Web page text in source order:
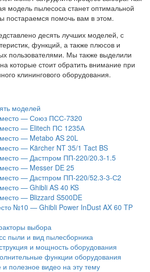
модель пылесоса станет оптимальной
постараемся помочь вам в этом.
десять лучших моделей, с
функций, а также плюсов и
пользователями. Мы также выделили
которые стоит обратить внимание при
клинингового оборудования.
моделей
— Союз ПСС-7320
— Elitech ПС 1235А
— Metabo AS 20L
— Kärcher NT 35/1 Tact BS
— Дастпром ПП-220/20.3-1.5
— Messer DE 25
— Дастпром ПП-220/52.3-3-С2
— Ghibli AS 40 KS
— Blizzard S500DE
№10 — Ghibli Power InDust AX 60 TP
выбора
пыли и вид пылесборника
и мощность оборудования
функции оборудования
полезное видео на эту тему